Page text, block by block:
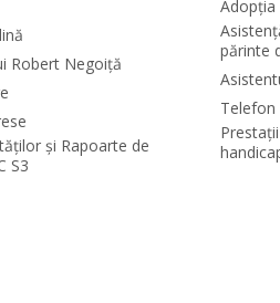
Robert Negoiță
și Rapoarte de
S3
Adopția
părinte
Telefon